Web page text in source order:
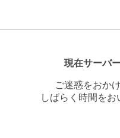
現在サーバ
ご迷惑をおか
しばらく時間を